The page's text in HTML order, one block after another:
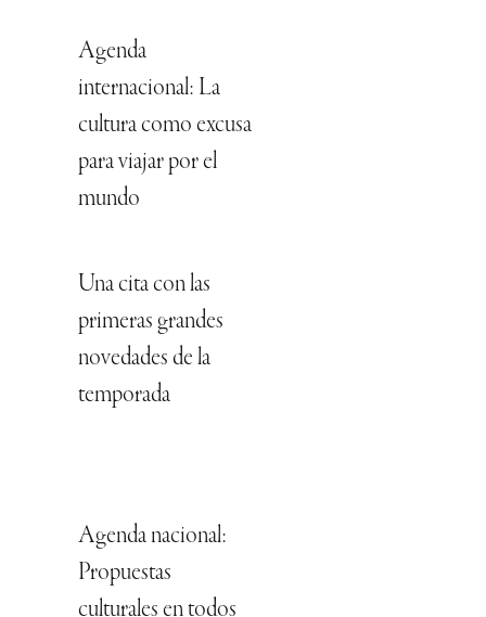
Agenda
internacional: La
cultura como excusa
para viajar por el
mundo
Una cita con las
primeras grandes
novedades de la
temporada
Agenda nacional:
Propuestas
culturales en todos